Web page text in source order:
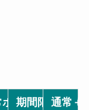
イント
期間限定ポイ
通常＋